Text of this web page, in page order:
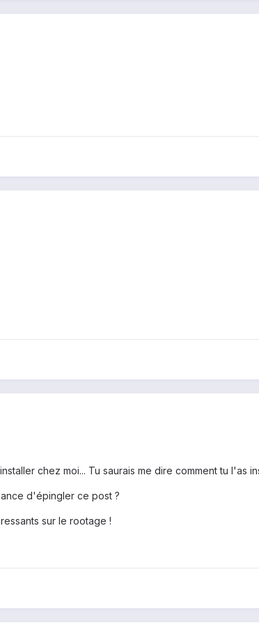
chez moi... Tu saurais me dire comment tu l'as
d'épingler ce post ?
sur le rootage !